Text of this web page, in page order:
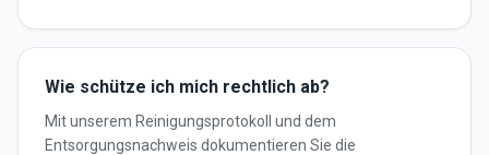
Wie schütze ich mich rechtlich ab?
Mit unserem Reinigungsprotokoll und dem
Entsorgungsnachweis dokumentieren Sie die